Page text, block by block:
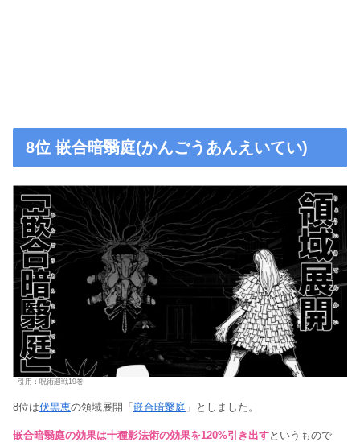
8位 嵌合暗翳庭(かんごうあんえいてい)
引用：呪術廻戦19巻
8位は伏黒恵の領域展開「 嵌合暗翳庭 」としました。
嵌合暗翳庭の効果は十種影法術の効果を120%引き出すというもので